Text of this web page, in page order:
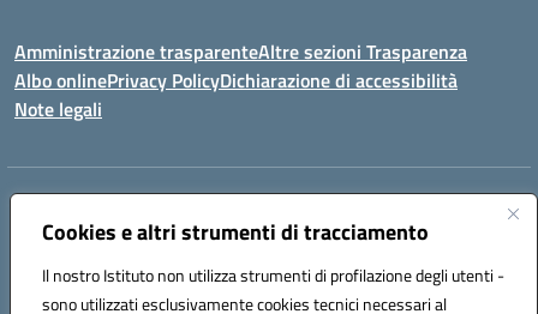
Cookies e altri strumenti di tracciamento
Il nostro Istituto non utilizza strumenti di profilazione degli utenti -
sono utilizzati esclusivamente cookies tecnici necessari al
Amministrazione trasparenteAltre sezioni Trasparenza
Albo onlinePrivacy PolicyDichiarazione di accessibilità
Note legali
Indirizzo:
Centralino:0923714186 Email:tpvc050004@istruzione.it
Codice fiscale: 91042910819